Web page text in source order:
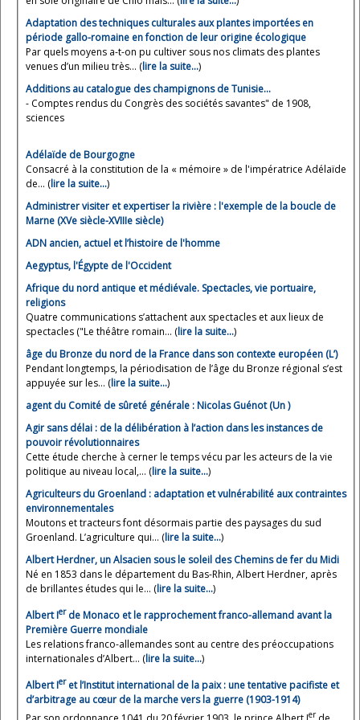
Adaptation des techniques culturales aux plantes importées en
période gallo-romaine en fonction de leur origine écologique
Par quels moyens a-t-on pu cultiver sous nos climats des plantes
venues d’un milieu très... (lire la suite…)
Additions au catalogue des champignons de Tunisie...
- Comptes rendus du Congrès des sociétés savantes" de 1908,
sciences
Adélaïde de Bourgogne
Consacré à la constitution de la « mémoire » de l'impératrice Adélaïde
de... (lire la suite…)
Administrer visiter et expertiser la rivière : l'exemple de la boucle de
Marne (XVe siècle-XVIIIe siècle)
ADN ancien, actuel et l’histoire de l'homme
Aegyptus, l'Égypte de l'Occident
Afrique du nord antique et médiévale. Spectacles, vie portuaire,
religions
Quatre communications s’attachent aux spectacles et aux lieux de
spectacles ("Le théâtre romain... (lire la suite…)
âge du Bronze du nord de la France dans son contexte européen (L’)
Pendant longtemps, la périodisation de l’âge du Bronze régional s’est
appuyée sur les... (lire la suite…)
agent du Comité de sûreté générale : Nicolas Guénot (Un )
Agir sans délai : de la délibération à l’action dans les instances de
pouvoir révolutionnaires
Cette étude cherche à cerner le temps vécu par les acteurs de la vie
politique au niveau local,... (lire la suite…)
Agriculteurs du Groenland : adaptation et vulnérabilité aux contraintes
environnementales
Moutons et tracteurs font désormais partie des paysages du sud
Groenland. L’agriculture qui... (lire la suite…)
Albert Herdner, un Alsacien sous le soleil des Chemins de fer du Midi
Né en 1853 dans le département du Bas-Rhin, Albert Herdner, après
de brillantes études qui le... (lire la suite…)
Albert Ierde Monaco et le rapprochement franco-allemand avant la
Première Guerre mondiale
Les relations franco-allemandes sont au centre des préoccupations
internationales d’Albert... (lire la suite…)
Albert Ieret l’Institut international de la paix : une tentative pacifiste et
d’arbitrage au cœur de la marche vers la guerre (1903-1914)
er